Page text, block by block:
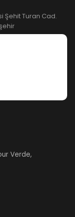
Şehit Turan Cad.
Verde,